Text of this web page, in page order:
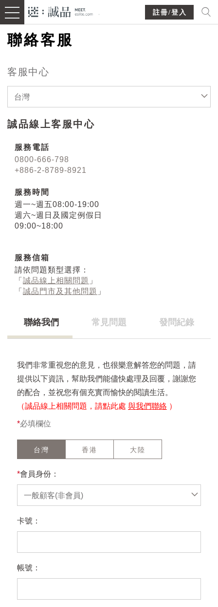
註冊/登入
聯絡客服
客服中心
台灣
誠品線上客服中心
服務電話
0800-666-798
+886-2-8789-8921
服務時間
週一~週五08:00-19:00
週六~週日及國定例假日
09:00~18:00
服務信箱
請依問題類型選擇：
「 誠品線上相關問題 」
「 誠品門市及其他問題 」
聯絡我們 常見問題 發問紀錄
我們非常重視您的意見，也很樂意解答您的問題，請
提供以下資訊，幫助我們能儘快處理及回覆，謝謝您
的配合，並祝您有個充實而愉快的閱讀生活。
（誠品線上相關問題，請點此處 與我們聯絡 ）
*必填欄位
台灣 香港 大陸
*會員身份：
一般顧客(非會員)
卡號：
帳號：